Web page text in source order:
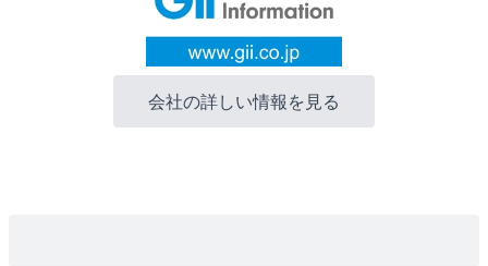
会社の詳しい情報を見る